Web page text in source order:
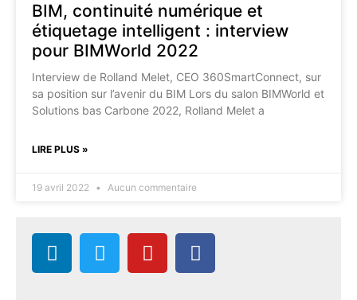
BIM, continuité numérique et
étiquetage intelligent : interview
pour BIMWorld 2022
Interview de Rolland Melet, CEO 360SmartConnect, sur
sa position sur l’avenir du BIM Lors du salon BIMWorld et
Solutions bas Carbone 2022, Rolland Melet a
LIRE PLUS »
19 avril 2022 Aucun commentaire